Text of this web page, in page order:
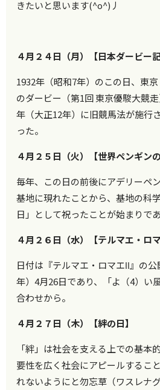
きたいと思います(^o^)丿
４月２４日（月）【日本ダービー記
1932年（昭和7年）のこの日、東
のダービー（第1回 東京優駿大競
年（大正12年）に旧競馬法が施行
った。
４月２５日（火）【世界ペンギンの
毎年、この日の前後にアデリーペ
基地に現れたことから、基地の科
日」として祝ったことが始まりであ
４月２６日（水）【テルマエ・ロ
日付は『テルマエ・ロマエⅡ』の
年）4月26日であり、「よ（4）い
合わせから。
４月２７日（木）【絆の日】
「絆」は社会を支える上での基本
要性を広く社会にアピールするこ
れないようにと勿忘草（ワスレナ